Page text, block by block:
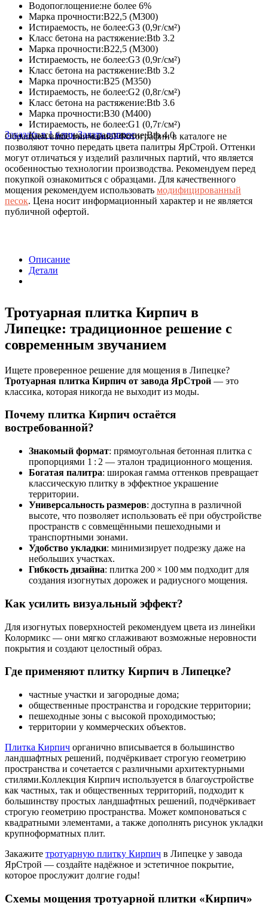
Водопоглощение:не более 6%
Марка прочности:В22,5 (М300)
Истираемость, не более:G3 (0,9г/см²)
Класс бетона на растяжение:Btb 3.2
Марка прочности:В22,5 (М300)
Истираемость, не более:G3 (0,9г/см²)
Класс бетона на растяжение:Btb 3.2
Марка прочности:В25 (М350)
Истираемость, не более:G2 (0,8г/см²)
Класс бетона на растяжение:Btb 3.6
Марка прочности:В30 (М400)
Истираемость, не более:G1 (0,7г/см²)
Класс бетона на растяжение:Btb 4.0
Заказать в 1 клик Задать вопрос
Обращаем ваше внимание!Фотографии в каталоге не
позволяют точно передать цвета палитры ЯрСтрой. Оттенки
могут отличаться у изделий различных партий, что является
особенностью технологии производства. Рекомендуем перед
покупкой ознакомиться с образцами. Для качественного
мощения рекомендуем использовать модифицированный
песок. Цена носит информационный характер и не является
публичной офертой.
Описание
Детали
Тротуарная плитка Кирпич в
Липецке: традиционное решение с
современным звучанием
Ищете проверенное решение для мощения в Липецке?
Тротуарная плитка Кирпич от завода ЯрСтрой — это
классика, которая никогда не выходит из моды.
Почему плитка Кирпич остаётся
востребованной?
Знакомый формат: прямоугольная бетонная плитка с
пропорциями 1 : 2 — эталон традиционного мощения.
Богатая палитра: широкая гамма оттенков превращает
классическую плитку в эффектное украшение
территории.
Универсальность размеров: доступна в различной
высоте, что позволяет использовать её при обустройстве
пространств с совмещёнными пешеходными и
транспортными зонами.
Удобство укладки: минимизирует подрезку даже на
небольших участках.
Гибкость дизайна: плитка 200 × 100 мм подходит для
создания изогнутых дорожек и радиусного мощения.
Как усилить визуальный эффект?
Для изогнутых поверхностей рекомендуем цвета из линейки
Колормикс — они мягко сглаживают возможные неровности
покрытия и создают целостный образ.
Где применяют плитку Кирпич в Липецке?
частные участки и загородные дома;
общественные пространства и городские территории;
пешеходные зоны с высокой проходимостью;
территории у коммерческих объектов.
Плитка Кирпич органично вписывается в большинство
ландшафтных решений, подчёркивает строгую геометрию
пространства и сочетается с различными архитектурными
стилями.Коллекция Кирпич используется в благоустройстве
как частных, так и общественных территорий, подходит к
большинству простых ландшафтных решений, подчёркивает
строгую геометрию пространства. Может компоноваться с
квадратными элементами, а также дополнять рисунок укладки
крупноформатных плит.
Закажите тротуарную плитку Кирпич в Липецке у завода
ЯрСтрой — создайте надёжное и эстетичное покрытие,
которое прослужит долгие годы!
Схемы мощения тротуарной плитки «Кирпич»